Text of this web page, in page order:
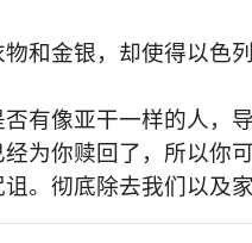
和金银，却使得以色
有像亚干一样的人，
经为你赎回了，所以你
。彻底除去我们以及